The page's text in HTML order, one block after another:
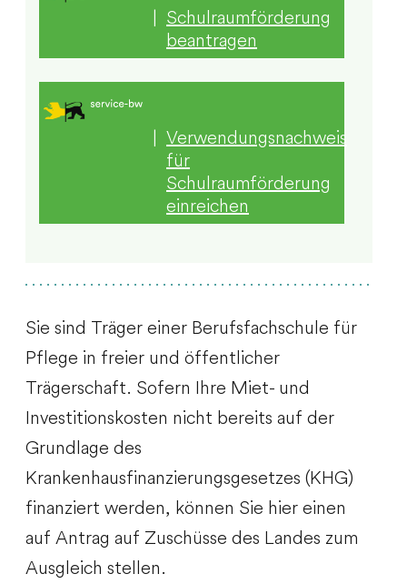
| Schulraumförderung
beantragen
| Verwendungsnachweis
für
Schulraumförderung
einreichen
Sie sind Träger einer Berufsfachschule für
Pflege in freier und öffentlicher
Trägerschaft. Sofern Ihre Miet- und
Investitionskosten nicht bereits auf der
Grundlage des
Krankenhausfinanzierungsgesetzes (KHG)
finanziert werden, können Sie hier einen
auf Antrag auf Zuschüsse des Landes zum
Ausgleich stellen.